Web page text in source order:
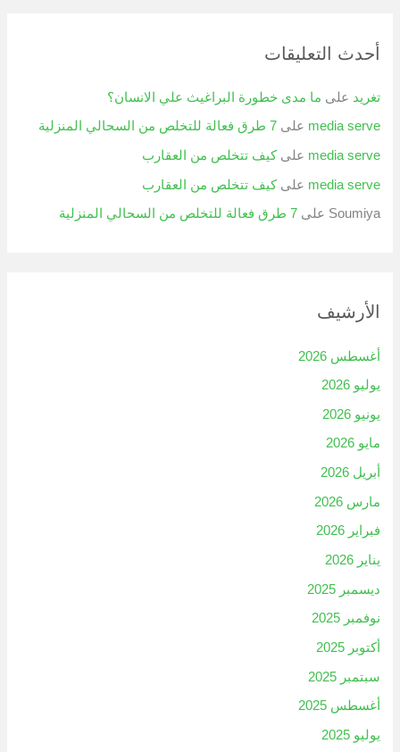
أحدث التعليقات
تغريد على ما مدى خطورة البراغيث علي الانسان؟
media serve على7 طرق فعالة للتخلص من السحالي المنزلية
media serve علىكيف تتخلص من العقارب
media serve علىكيف تتخلص من العقارب
Soumiya على7 طرق فعالة للتخلص من السحالي المنزلية
الأرشيف
أغسطس 2026
يوليو 2026
يونيو 2026
مايو 2026
أبريل 2026
مارس 2026
فبراير 2026
يناير 2026
ديسمبر 2025
نوفمبر 2025
أكتوبر 2025
سبتمبر 2025
أغسطس 2025
يوليو 2025